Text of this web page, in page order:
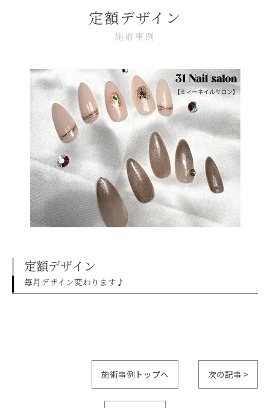
施術事例
定額デザイン
定額デザイン
毎月デザイン変わります♪
施術事例トップへ 次の記事 >